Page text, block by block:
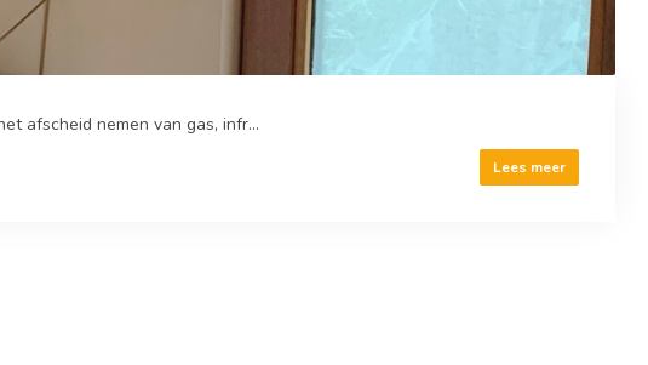
afscheid nemen van gas, infr...
Lees meer